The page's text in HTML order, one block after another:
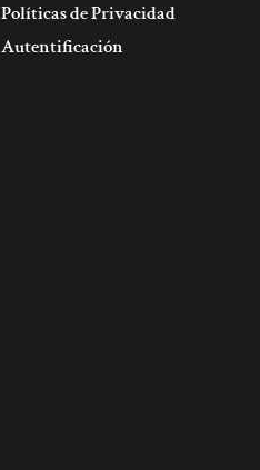
Políticas de Privacidad
Autentificación